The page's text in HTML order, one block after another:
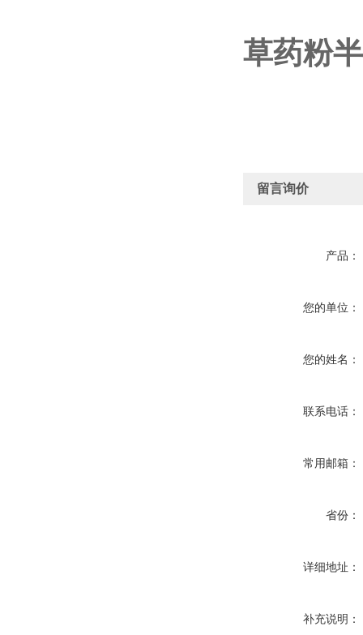
草药粉
留言询价
产品：
您的单位：
您的姓名：
联系电话：
常用邮箱：
省份：
详细地址：
补充说明：